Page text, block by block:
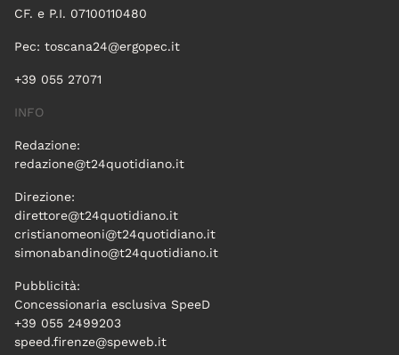
CF. e P.I. 07100110480
Pec: toscana24@ergopec.it
+39 055 27071
INFO
Redazione:
redazione@t24quotidiano.it
Direzione:
direttore@t24quotidiano.it
cristianomeoni@t24quotidiano.it
simonabandino@t24quotidiano.it
Pubblicità:
Concessionaria esclusiva SpeeD
+39 055 2499203
speed.firenze@speweb.it